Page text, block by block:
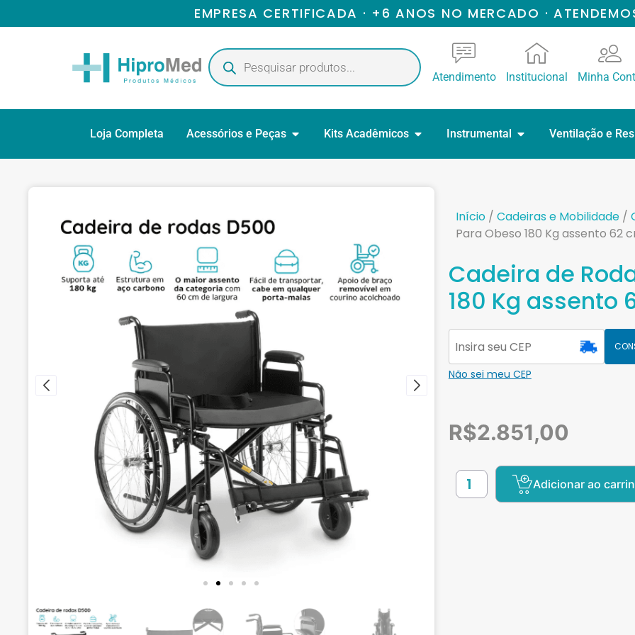
EMPRESA CERTIFICADA · +6 ANOS NO MERCADO ·
Atendimento Institucional Minha
Loja Completa Acessórios e Peças Kits Acadêmicos Instrumental Ventilação e
Início/ Cadeiras e Mobilidade/
Para Obeso 180 Kg assento 62
Cadeira de
180 Kg assento
Não sei meu CEP
R$2.851,00
Adicionar ao